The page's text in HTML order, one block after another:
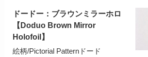
ドードー：ブラウンミラーホロ
【Doduo Brown Mirror
Holofoil】
絵柄/Pictorial Patternドード